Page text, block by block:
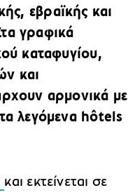
εβραϊκής και
γραφικά
καταφυγίου,
και
αρμονικά με
λεγόμενα hôtels
και εκτείνεται σε